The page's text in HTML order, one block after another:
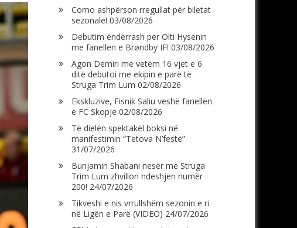
Como ashpërson rregullat për biletat
sezonale! 03/08/2026
Debutim ëndërrash për Olti Hysenin
me fanellën e Brøndby IF! 03/08/2026
Agon Demiri me vetëm 16 vjet e 6
ditë debutoi me ekipin e parë të
Struga Trim Lum 02/08/2026
Ekskluzive, Fisnik Saliu veshë fanellën
e FC Skopje 02/08/2026
Të dielën spektakël boksi në
manifestimin “Tetova N’festë”
31/07/2026
Bunjamin Shabani nesër me Struga
Trim Lum zhvillon ndeshjen numër
200! 24/07/2026
Tikveshi e nis vrrullshëm sezonin e ri
në Ligën e Parë (VIDEO) 24/07/2026